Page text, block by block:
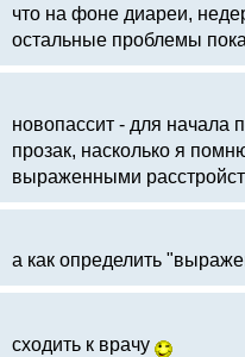
что на фоне диареи,
остальные проблемы
новопассит - для начала
прозак, насколько я
выраженными
а как определить
сходить к врачу